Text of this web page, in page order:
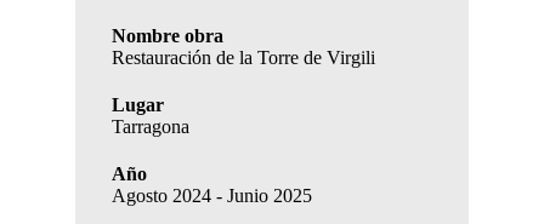
Nombre obra
Restauración de la Torre de Virgili
Lugar
Tarragona
Año
Agosto 2024 - Junio 2025